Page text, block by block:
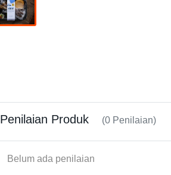
Penilaian Produk (0 Penilaian)
Belum ada penilaian